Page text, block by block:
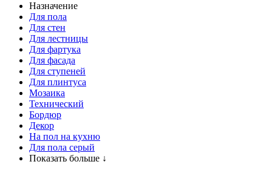
Назначение
Для пола
Для стен
Для лестницы
Для фартука
Для фасада
Для ступеней
Для плинтуса
Мозаика
Технический
Бордюр
Декор
На пол на кухню
Для пола серый
Показать больше ↓